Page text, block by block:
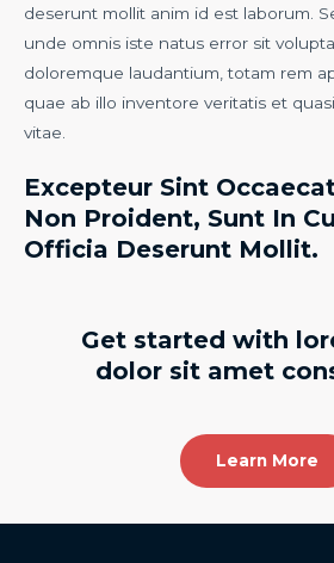
deserunt mollit anim id est laborum.
unde omnis iste natus error sit
doloremque laudantium, totam rem
quae ab illo inventore veritatis et
vitae.​
Excepteur Sint
Non Proident, Sunt In
Officia Deserunt Mollit.​
Get started with
dolor sit amet
Learn More